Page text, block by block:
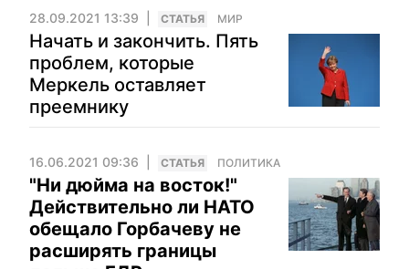
28.09.2021 13:39 CТАТЬЯ МИР
Начать и закончить. Пять
проблем, которые
Меркель оставляет
преемнику
16.06.2021 09:36 CТАТЬЯ ПОЛИТИКА
"Ни дюйма на восток!"
Действительно ли НАТО
обещало Горбачеву не
расширять границы